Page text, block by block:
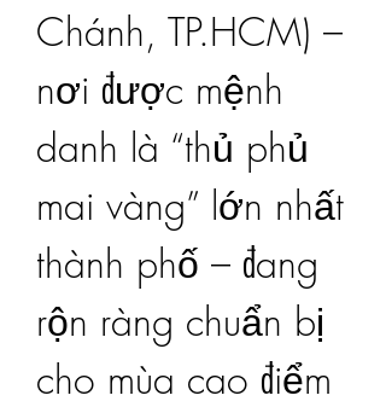
Chánh, TP.HCM) –
nơi được mệnh
danh là “thủ phủ
mai vàng” lớn nhất
thành phố – đang
rộn ràng chuẩn bị
cho mùa cao điểm